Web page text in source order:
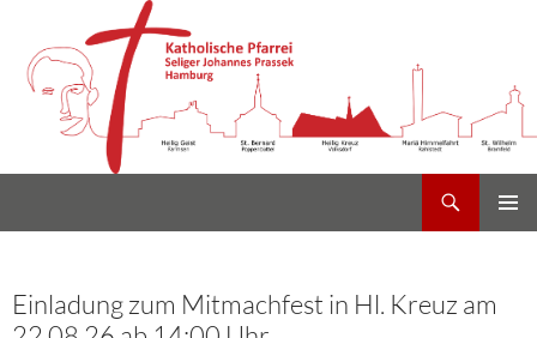
Einladung zum Mitmachfest in Hl. Kreuz am